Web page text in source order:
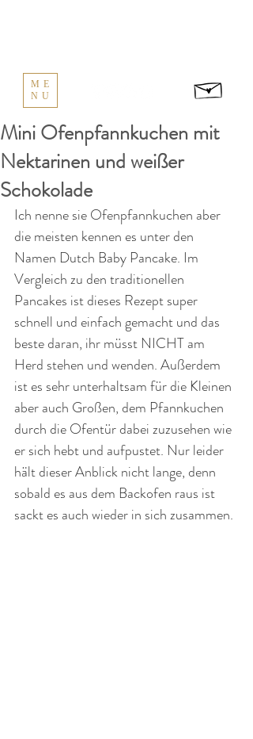
ME
NU
Mini Ofenpfannkuchen mit
Nektarinen und weißer
Schokolade
Ich nenne sie Ofenpfannkuchen aber
die meisten kennen es unter den
Namen Dutch Baby Pancake. Im
Vergleich zu den traditionellen
Pancakes ist dieses Rezept super
schnell und einfach gemacht und das
beste daran, ihr müsst NICHT am
Herd stehen und wenden. Außerdem
ist es sehr unterhaltsam für die Kleinen
aber auch Großen, dem Pfannkuchen
durch die Ofentür dabei zuzusehen wie
er sich hebt und aufpustet. Nur leider
hält dieser Anblick nicht lange, denn
sobald es aus dem Backofen raus ist
sackt es auch wieder in sich zusammen.